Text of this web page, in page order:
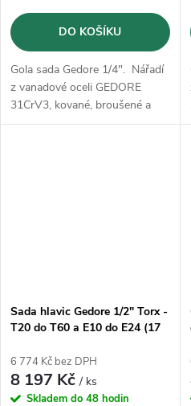
DO KOŠÍKU
Gola sada Gedore 1/4". Nářadí
z vanadové oceli GEDORE
31CrV3, kované, broušené a
pochromované
Sada hlavic Gedore 1/2" Torx -
T20 do T60 a E10 do E24 (17
6 774 Kč bez DPH
8 197 Kč/ ks
Skladem do 48 hodin